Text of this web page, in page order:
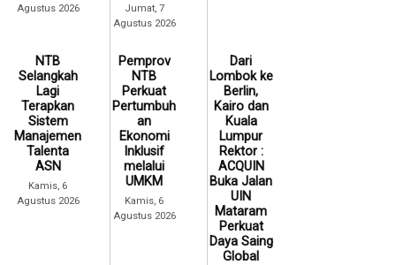
Agustus 2026
Jumat, 7
Agustus 2026
NTB
Selangkah
Lagi
Terapkan
Sistem
Manajemen
Talenta
ASN
Kamis, 6
Agustus 2026
Pemprov
NTB
Perkuat
Pertumbuh
an
Ekonomi
Inklusif
melalui
UMKM
Kamis, 6
Agustus 2026
Dari
Lombok ke
Berlin,
Kairo dan
Kuala
Lumpur
Rektor :
ACQUIN
Buka Jalan
UIN
Mataram
Perkuat
Daya Saing
Global